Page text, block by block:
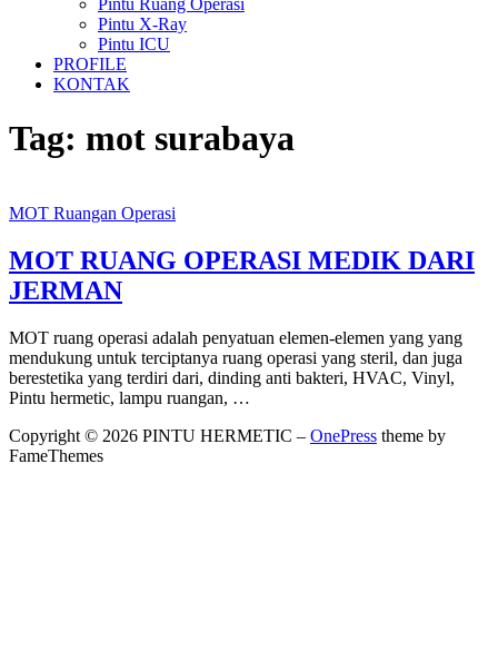
Pintu Ruang Operasi
Pintu X-Ray
Pintu ICU
PROFILE
KONTAK
Tag: mot surabaya
MOT Ruangan Operasi
MOT RUANG OPERASI MEDIK DARI
JERMAN
MOT ruang operasi adalah penyatuan elemen-elemen yang yang
mendukung untuk terciptanya ruang operasi yang steril, dan juga
berestetika yang terdiri dari, dinding anti bakteri, HVAC, Vinyl,
Pintu hermetic, lampu ruangan, …
Copyright © 2026 PINTU HERMETIC – OnePress theme by
FameThemes